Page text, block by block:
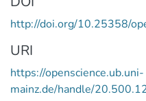
synthetisch zugänglich
Synthesestrategie wurde
auf Basis von N-
hergestellt, der die
Leuchs´schen Anhydriden
geschützten
http://doi.org/10.25358/
URI
https://openscience.ub.uni-
mainz.de/handle/